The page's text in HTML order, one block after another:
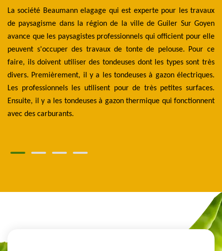
La société Beaumann elagage qui est experte pour les travaux
de paysagisme dans la région de la ville de Guiler Sur Goyen
avance que les paysagistes professionnels qui officient pour elle
peuvent s'occuper des travaux de tonte de pelouse. Pour ce
faire, ils doivent utiliser des tondeuses dont les types sont très
divers. Premièrement, il y a les tondeuses à gazon électriques.
Les professionnels les utilisent pour de très petites surfaces.
Ensuite, il y a les tondeuses à gazon thermique qui fonctionnent
avec des carburants.